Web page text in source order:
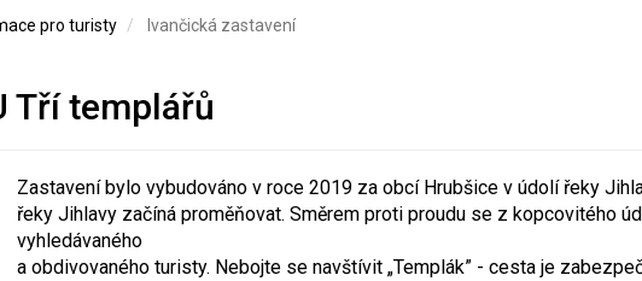
pro turisty Ivančická zastavení
Tří templářů
Zastavení bylo vybudováno v roce 2019 za obcí Hrubšice v údolí řeky
řeky Jihlavy začíná proměňovat. Směrem proti proudu se z kopcovitého
vyhledávaného
a obdivovaného turisty. Nebojte se navštívit „Templák” - cesta je